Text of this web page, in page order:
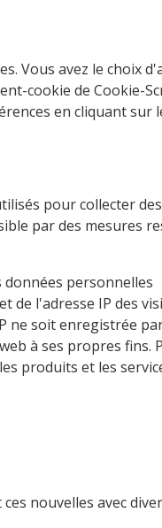
Vous avez le choix
cookie de Cookie-
en cliquant sur
pour collecter
par des mesures
données personnelles
de l'adresse IP des
ne soit enregistrée
à ses propres fins.
produits et les
nouvelles avec